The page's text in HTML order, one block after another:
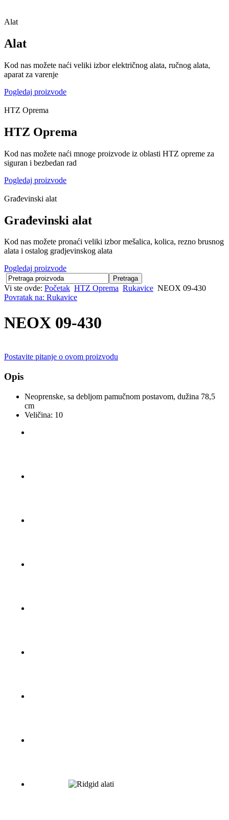
Alat
Alat
Kod nas možete naći veliki izbor električnog alata, ručnog alata,
aparat za varenje
Pogledaj proizvode
HTZ Oprema
HTZ Oprema
Kod nas možete naći mnoge proizvode iz oblasti HTZ opreme za
siguran i bezbedan rad
Pogledaj proizvode
Građevinski alat
Građevinski alat
Kod nas možete pronaći veliki izbor mešalica, kolica, rezno brusnog
alata i ostalog gradjevinskog alata
Pogledaj proizvode
Vi ste ovde: Početak HTZ Oprema Rukavice NEOX 09-430
Povratak na: Rukavice
NEOX 09-430
Postavite pitanje o ovom proizvodu
Opis
Neoprenske, sa debljom pamučnom postavom, dužina 78,5
cm
Veličina: 10